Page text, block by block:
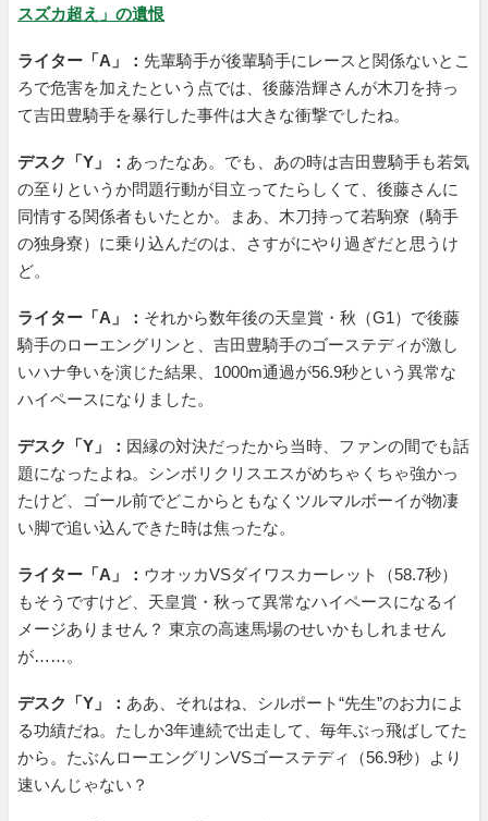
スズカ超え」の遺恨
ライター「A」： 先輩騎手が後輩騎手にレースと関係ないとこ
ろで危害を加えたという点では、後藤浩輝さんが木刀を持っ
て吉田豊騎手を暴行した事件は大きな衝撃でしたね。
デスク「Y」： あったなあ。でも、あの時は吉田豊騎手も若気
の至りというか問題行動が目立ってたらしくて、後藤さんに
同情する関係者もいたとか。まあ、木刀持って若駒寮（騎手
の独身寮）に乗り込んだのは、さすがにやり過ぎだと思うけ
ど。
ライター「A」： それから数年後の天皇賞・秋（G1）で後藤
騎手のローエングリンと、吉田豊騎手のゴーステディが激し
いハナ争いを演じた結果、1000m通過が56.9秒という異常な
ハイペースになりました。
デスク「Y」： 因縁の対決だったから当時、ファンの間でも話
題になったよね。シンボリクリスエスがめちゃくちゃ強かっ
たけど、ゴール前でどこからともなくツルマルボーイが物凄
い脚で追い込んできた時は焦ったな。
ライター「A」： ウオッカVSダイワスカーレット（58.7秒）
もそうですけど、天皇賞・秋って異常なハイペースになるイ
メージありません？ 東京の高速馬場のせいかもしれません
が……。
デスク「Y」： ああ、それはね、シルポート“先生”のお力によ
る功績だね。たしか3年連続で出走して、毎年ぶっ飛ばしてた
から。たぶんローエングリンVSゴーステディ（56.9秒）より
速いんじゃない？